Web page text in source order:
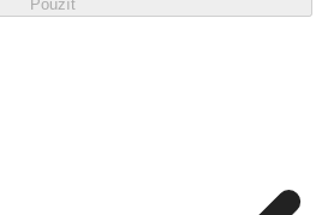
Použít